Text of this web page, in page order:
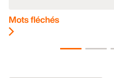
Mots fléchés